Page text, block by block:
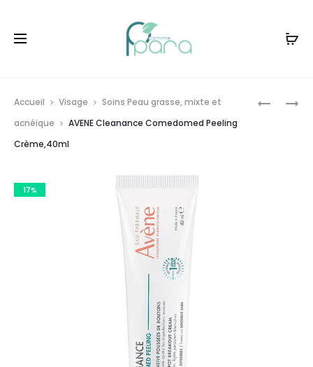
MEDIS
DERMA
Accueil Visage
Soins Peau grasse, mixte et
acnéique
AVENE Cleanance Comedomed Peeling
Crème,40ml
17%